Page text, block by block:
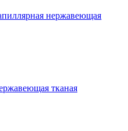
нержавеющая
тканая